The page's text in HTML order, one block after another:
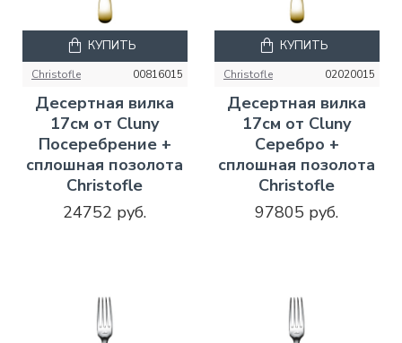
Christofle 00816015
Десертная вилка
17см от Cluny
Посеребрение +
сплошная позолота
Christofle
24752 руб.
КУПИТЬ
Christofle 02020015
Десертная вилка
17см от Cluny
Серебро +
сплошная позолота
Christofle
97805 руб.
КУПИТЬ